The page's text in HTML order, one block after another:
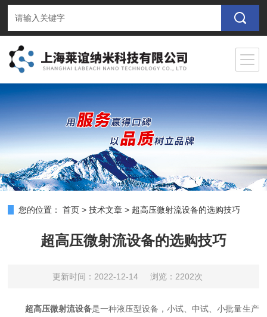
您的位置： 首页 >技术文章 > 超高压微射流设备的选购技巧
超高压微射流设备的选购技巧
更新时间：2022-12-14 浏览：2202次
超高压微射流设备是一种液压型设备，小试、中试、小批量生产